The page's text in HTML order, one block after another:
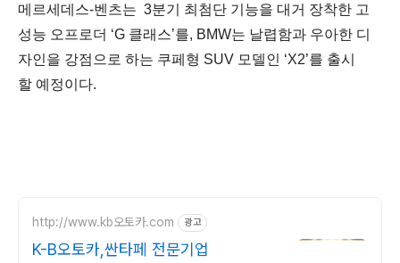
메르세데스-벤츠는 3분기 최첨단 기능을 대거 장착한 고
성능 오프로더 ‘G 클래스’를, BMW는 날렵함과 우아한 디
자인을 강점으로 하는 쿠페형 SUV 모델인 ‘X2’를 출시
할 예정이다.
http://www.kb오토카.com 광고
K-B오토카,싼타페 전문기업